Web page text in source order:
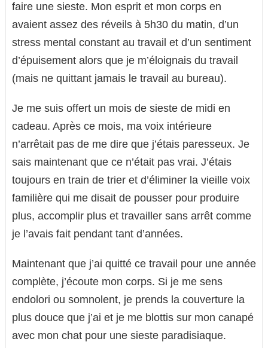
faire une sieste. Mon esprit et mon corps en
avaient assez des réveils à 5h30 du matin, d’un
stress mental constant au travail et d’un sentiment
d’épuisement alors que je m’éloignais du travail
(mais ne quittant jamais le travail au bureau).
Je me suis offert un mois de sieste de midi en
cadeau. Après ce mois, ma voix intérieure
n’arrêtait pas de me dire que j’étais paresseux. Je
sais maintenant que ce n’était pas vrai. J’étais
toujours en train de trier et d’éliminer la vieille voix
familière qui me disait de pousser pour produire
plus, accomplir plus et travailler sans arrêt comme
je l’avais fait pendant tant d’années.
Maintenant que j’ai quitté ce travail pour une année
complète, j’écoute mon corps. Si je me sens
endolori ou somnolent, je prends la couverture la
plus douce que j’ai et je me blottis sur mon canapé
avec mon chat pour une sieste paradisiaque.